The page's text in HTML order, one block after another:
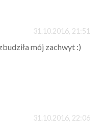
31.10.2016, 21:51
mój zachwyt :)
31.10.2016, 22:06